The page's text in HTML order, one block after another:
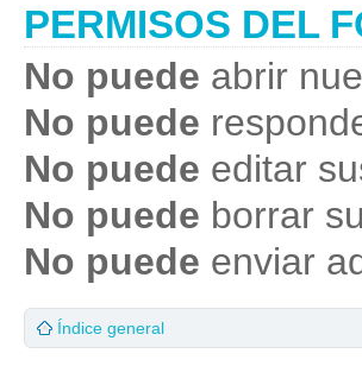
PERMISOS DEL
No puede abrir
No puede
No puede editar
No puede borrar
No puede enviar
Índice general